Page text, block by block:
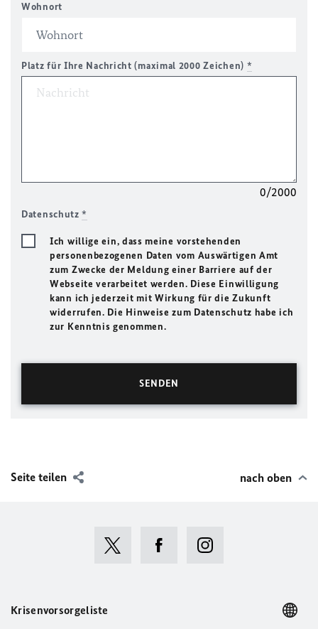
Wohnort
Platz für Ihre Nachricht (maximal 2000 Zeichen) *
0/2000
Datenschutz*
Ich willige ein, dass meine vorstehenden
personenbezogenen Daten vom Auswärtigen Amt
zum Zwecke der Meldung einer Barriere auf der
Webseite verarbeitet werden. Diese Einwilligung
kann ich jederzeit mit Wirkung für die Zukunft
widerrufen. Die Hinweise zum Datenschutz habe ich
zur Kenntnis genommen.
Seite teilen nach oben
Krisenvorsorgeliste